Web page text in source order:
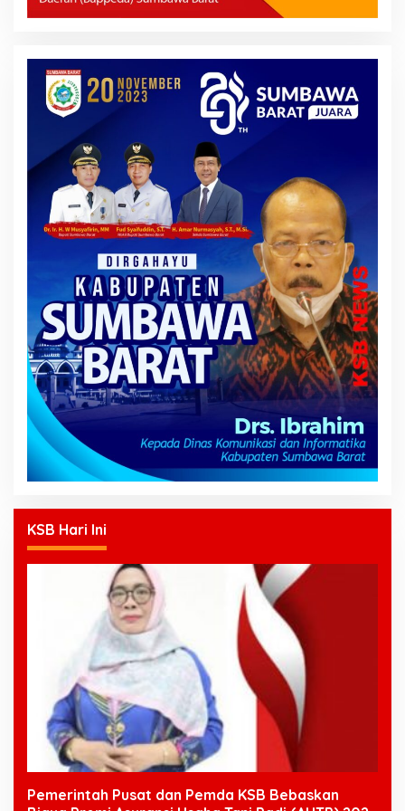
KSB Hari Ini
Pemerintah Pusat dan Pemda KSB Bebaskan